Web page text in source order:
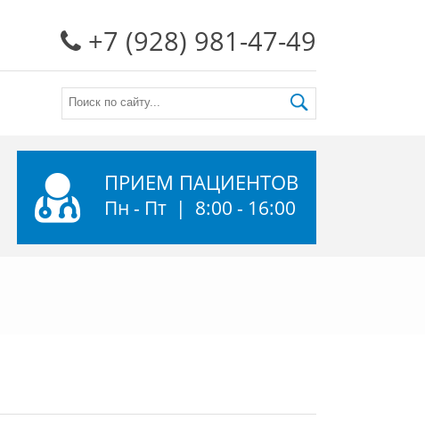
+7 (928) 981-47-49
ПРИЕМ ПАЦИЕНТОВ
Пн - Пт | 8:00 - 16:00